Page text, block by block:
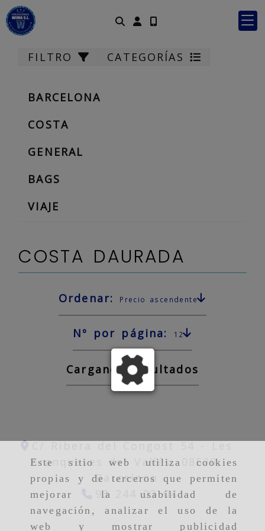
Este sitio web utiliza cookies
propias y de terceros que permiten
mejorar la usabilidad de
navegación, analizar el uso de la
web y mostrar publicidad
Identifícate
FILTRO CATEGORÍAS
BARCELONA
COSTA
GENERAL
BAGS
VIAJE
COSTA DAURADA
Ordenar: Precio ascendente
Nº por página: 12
Cargando resultados
C/ Ribera del Congost 54 -Les
Franqueses del Vallés,
08520,
Barcelona
93 244 03 04